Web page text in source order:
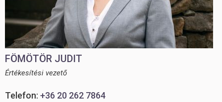
FÖMÖTÖR JUDIT
Értékesítési vezető
Telefon: +36 20 262 7864